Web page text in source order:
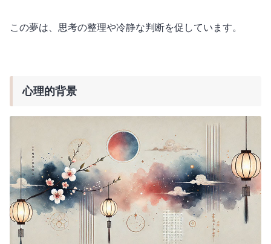
この夢は、思考の整理や冷静な判断を促しています。
心理的背景